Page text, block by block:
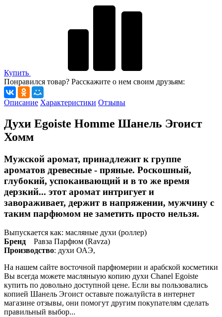
Купить
Понравился товар? Расскажите о нем своим друзьям:
Описание Характеристики Отзывы
Духи Egoiste Homme Шанель Эгоист
Хомм
Мужской аромат, принадлежит к группе
ароматов древесные - пряные. Роскошный,
глубокий, успокаивающий и в то же время
дерзкий... этот аромат интригует и
завораживает, держит в напряжении, мужчину с
таким парфюмом не заметить просто нельзя.
Выпускается как: масляные духи (роллер)
Бренд Равза Парфюм (Ravza)
Производство: духи ОАЭ,
На нашем сайте восточной парфюмерии и арабской косметики
Вы всегда можете масляныую копию духи Chanel Egoiste
купить по довольно доступной цене. Если вы пользовались
копией Шанель Эгоист оставьте пожалуйста в интернет
магазине отзывы, они помогут другим покупателям сделать
правильный выбор...